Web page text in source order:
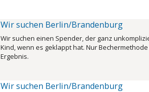
Wir suchen Berlin/Brandenburg
Wir suchen einen Spender, der ganz
Kind, wenn es geklappt hat. Nur
Ergebnis.
Wir suchen Berlin/Brandenburg